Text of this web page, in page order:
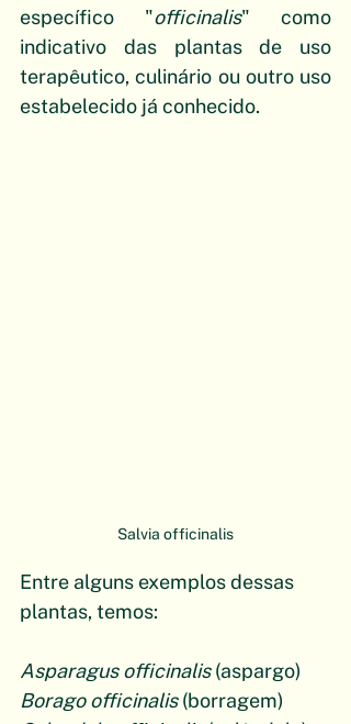
específico "officinalis" como
indicativo das plantas de uso
terapêutico, culinário ou outro uso
estabelecido já conhecido.
Salvia officinalis
Entre alguns exemplos dessas
plantas, temos:
Asparagus officinalis (aspargo)
Borago officinalis (borragem)